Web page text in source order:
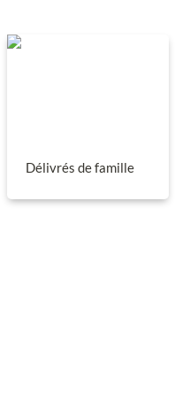
Délivrés de famille
Délivrés de famille